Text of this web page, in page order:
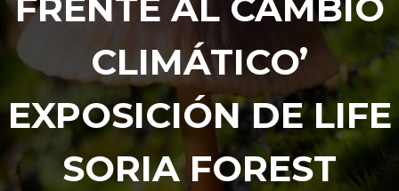
CLIMÁTICO’
EXPOSICIÓN DE LIFE
SORIA FOREST